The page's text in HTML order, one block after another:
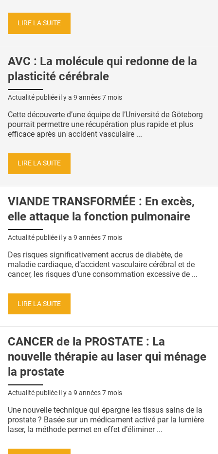
LIRE LA SUITE
AVC : La molécule qui redonne de la
plasticité cérébrale
Actualité publiée il y a 9 années 7 mois
Cette découverte d’une équipe de l’Université de Göteborg
pourrait permettre une récupération plus rapide et plus
efficace après un accident vasculaire ...
LIRE LA SUITE
VIANDE TRANSFORMÉE : En excès,
elle attaque la fonction pulmonaire
Actualité publiée il y a 9 années 7 mois
Des risques significativement accrus de diabète, de
maladie cardiaque, d’accident vasculaire cérébral et de
cancer, les risques d’une consommation excessive de ...
LIRE LA SUITE
CANCER de la PROSTATE : La
nouvelle thérapie au laser qui ménage
la prostate
Actualité publiée il y a 9 années 7 mois
Une nouvelle technique qui épargne les tissus sains de la
prostate ? Basée sur un médicament activé par la lumière
laser, la méthode permet en effet d’éliminer ...